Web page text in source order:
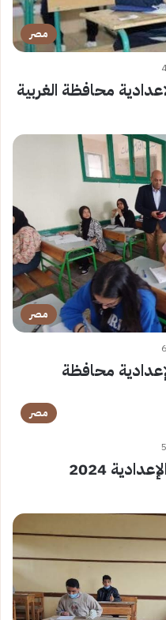
مصر
محافظة الغربية
مصر
محافظة
مصر
ظهرت الآن.. نتيجة الشهادة الإعدادية 2024